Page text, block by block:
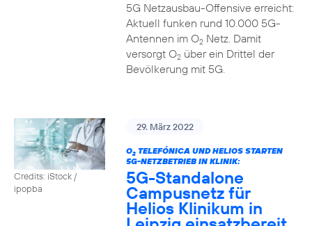
5G Netzausbau-Offensive erreicht:
Aktuell funken rund 10.000 5G-
Antennen im O2Netz. Damit
versorgt O2über ein Drittel der
Bevölkerung mit 5G.
Credits: iStock /
ipopba
29. März 2022
O2TELEFÓNICA UND HELIOS STARTEN
5G-NETZBETRIEB IN KLINIK:
5G-Standalone
Campusnetz für
Helios Klinikum in